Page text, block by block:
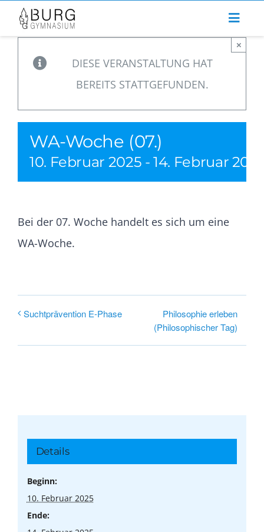
Zum
Inhalt
springen
DIESE VERANSTALTUNG HAT
BEREITS STATTGEFUNDEN.
×
WA-Woche (07.)
10. Februar 2025 -14. Februar
Bei der 07. Woche handelt es sich um eine
WA-Woche.
Suchtprävention E-Phase
Philosophie erleben
(Philosophischer Tag)
Details
Beginn:
10. Februar 2025
Ende: